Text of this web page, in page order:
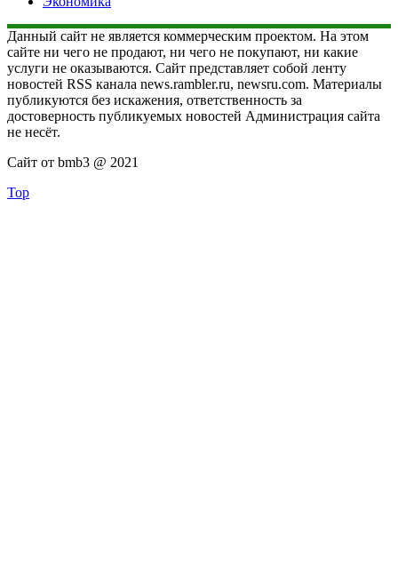
Данный сайт не является коммерческим проектом. На этом
сайте ни чего не продают, ни чего не покупают, ни какие
услуги не оказываются. Сайт представляет собой ленту
новостей RSS канала news.rambler.ru, newsru.com. Материалы
публикуются без искажения, ответственность за
достоверность публикуемых новостей Администрация сайта
не несёт.
Сайт от bmb3 @ 2021
Top